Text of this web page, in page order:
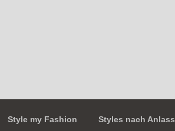
Style my Fashion Styles nach Anlass